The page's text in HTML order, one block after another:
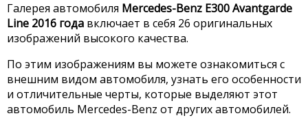
Галерея автомобиля Mercedes-Benz E300 Avantgarde
Line 2016 года включает в себя 26 оригинальных
изображений высокого качества.
По этим изображениям вы можете ознакомиться с
внешним видом автомобиля, узнать его особенности
и отличительные черты, которые выделяют этот
автомобиль Mercedes-Benz от других автомобилей.